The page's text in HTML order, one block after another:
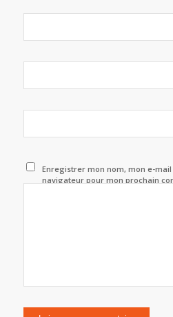
Enregistrer mon nom, mon e-
navigateur pour mon prochain